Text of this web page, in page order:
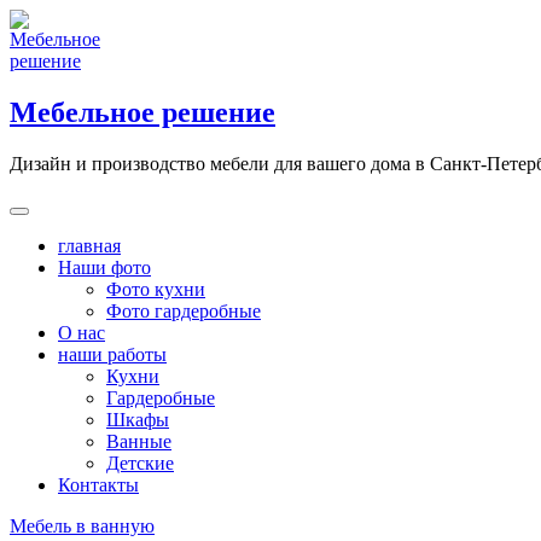
Skip
to
content
Мебельное решение
Дизайн и производство мебели для вашего дома в Санкт-
главная
Наши фото
Фото кухни
Фото гардеробные
О нас
наши работы
Кухни
Гардеробные
Шкафы
Ванные
Детские
Контакты
Мебель в ванную